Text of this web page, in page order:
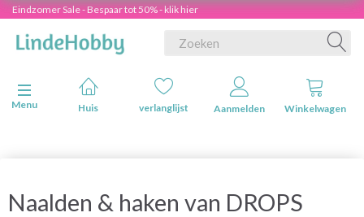
Eindzomer Sale - Bespaar tot 50% - klik hier
Navigatie in-/uitschakelen
Menu
Huis verlanglijst Aanmelden Winkelwagen
Naalden & haken van DROPS